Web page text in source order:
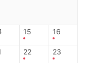
15 16
22 23